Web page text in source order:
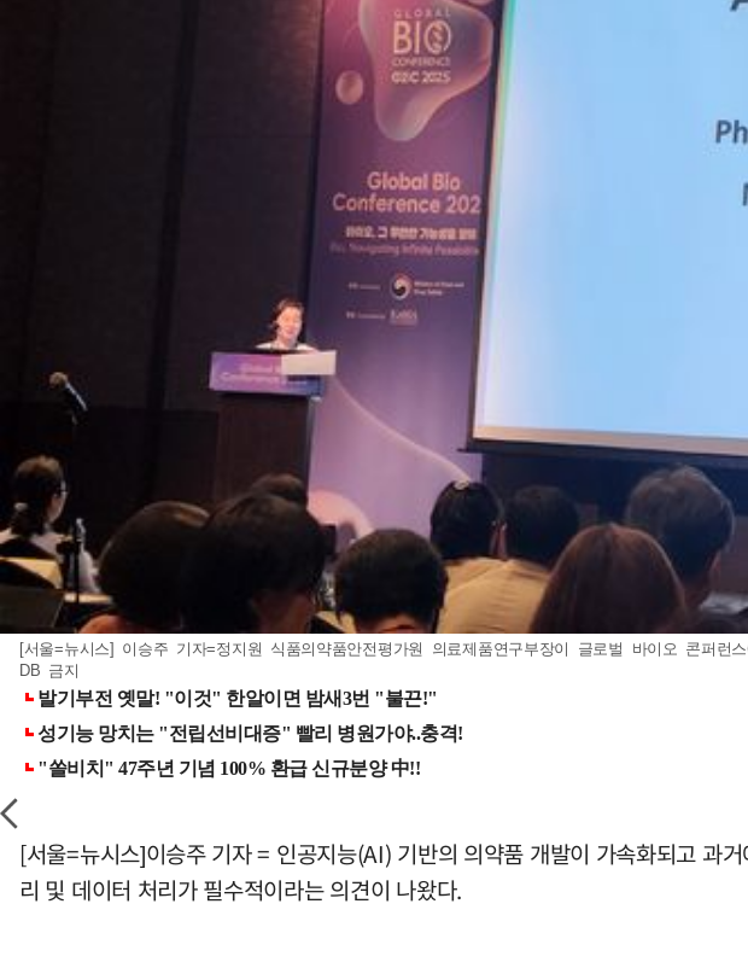
[서울=뉴시스] 이승주 기자=정지원 식품의약품안전평가원 의료제품연구부장이 글로벌 바이오 콘퍼
DB 금지
[서울=뉴시스]이승주 기자 = 인공지능(AI) 기반의 의약품 개발이 가속화되고 과
리 및 데이터 처리가 필수적이라는 의견이 나왔다.